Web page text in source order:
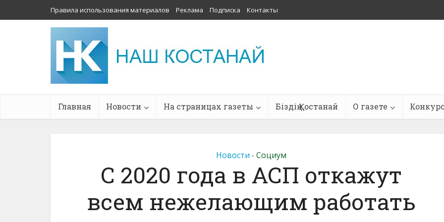
Правила использования материалов Реклама Подписка Контакты
Главная Новости На страницах газеты Біздің Қостанай О газете
Новости • Социум
С 2020 года в АСП откажут
всем нежелающим работать